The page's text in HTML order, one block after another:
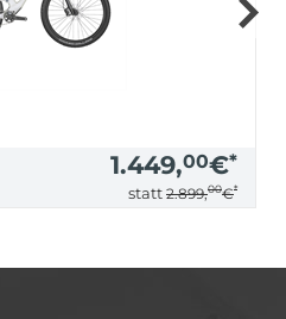
1.449,00€*
statt 2.899,00€*